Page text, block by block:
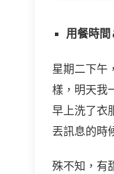
用餐時間
星期二下午
樣，明天我
早上洗了衣
丟訊息的時
殊不知，有